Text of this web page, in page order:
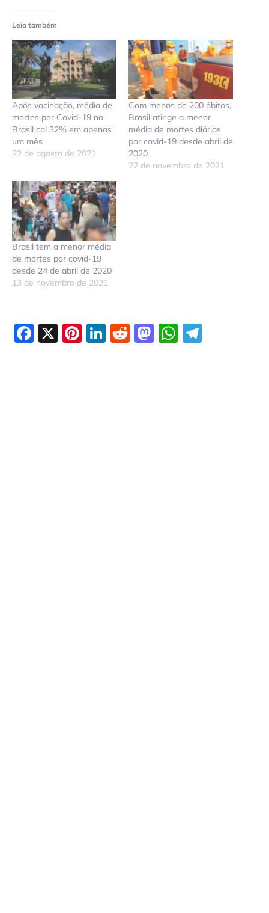
Leia também
Após vacinação, média de
mortes por Covid-19 no
Brasil cai 32% em apenas
um mês
22 de agosto de 2021
Com menos de 200 óbitos,
Brasil atinge a menor
média de mortes diárias
por covid-19 desde abril de
2020
22 de novembro de 2021
Brasil tem a menor média
de mortes por covid-19
desde 24 de abril de 2020
13 de novembro de 2021
Facebook
X Pinterest
LinkedIn
Reddit
Mastodon